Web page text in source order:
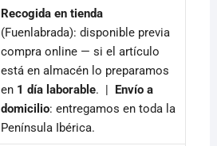
Recogida en tienda
(Fuenlabrada): disponible previa
compra online — si el artículo
está en almacén lo preparamos
en 1 día laborable. | Envío a
domicilio: entregamos en toda la
Península Ibérica.